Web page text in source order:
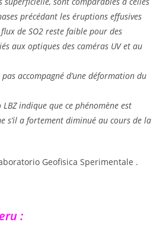
précédant les éruptions effusives
de SO2 reste faible pour des
aux optiques des caméras UV et au
pas accompagné d’une déformation du
indique que ce phénomène est
s’il a fortement diminué au cours de la
Geofisica Sperimentale .
: